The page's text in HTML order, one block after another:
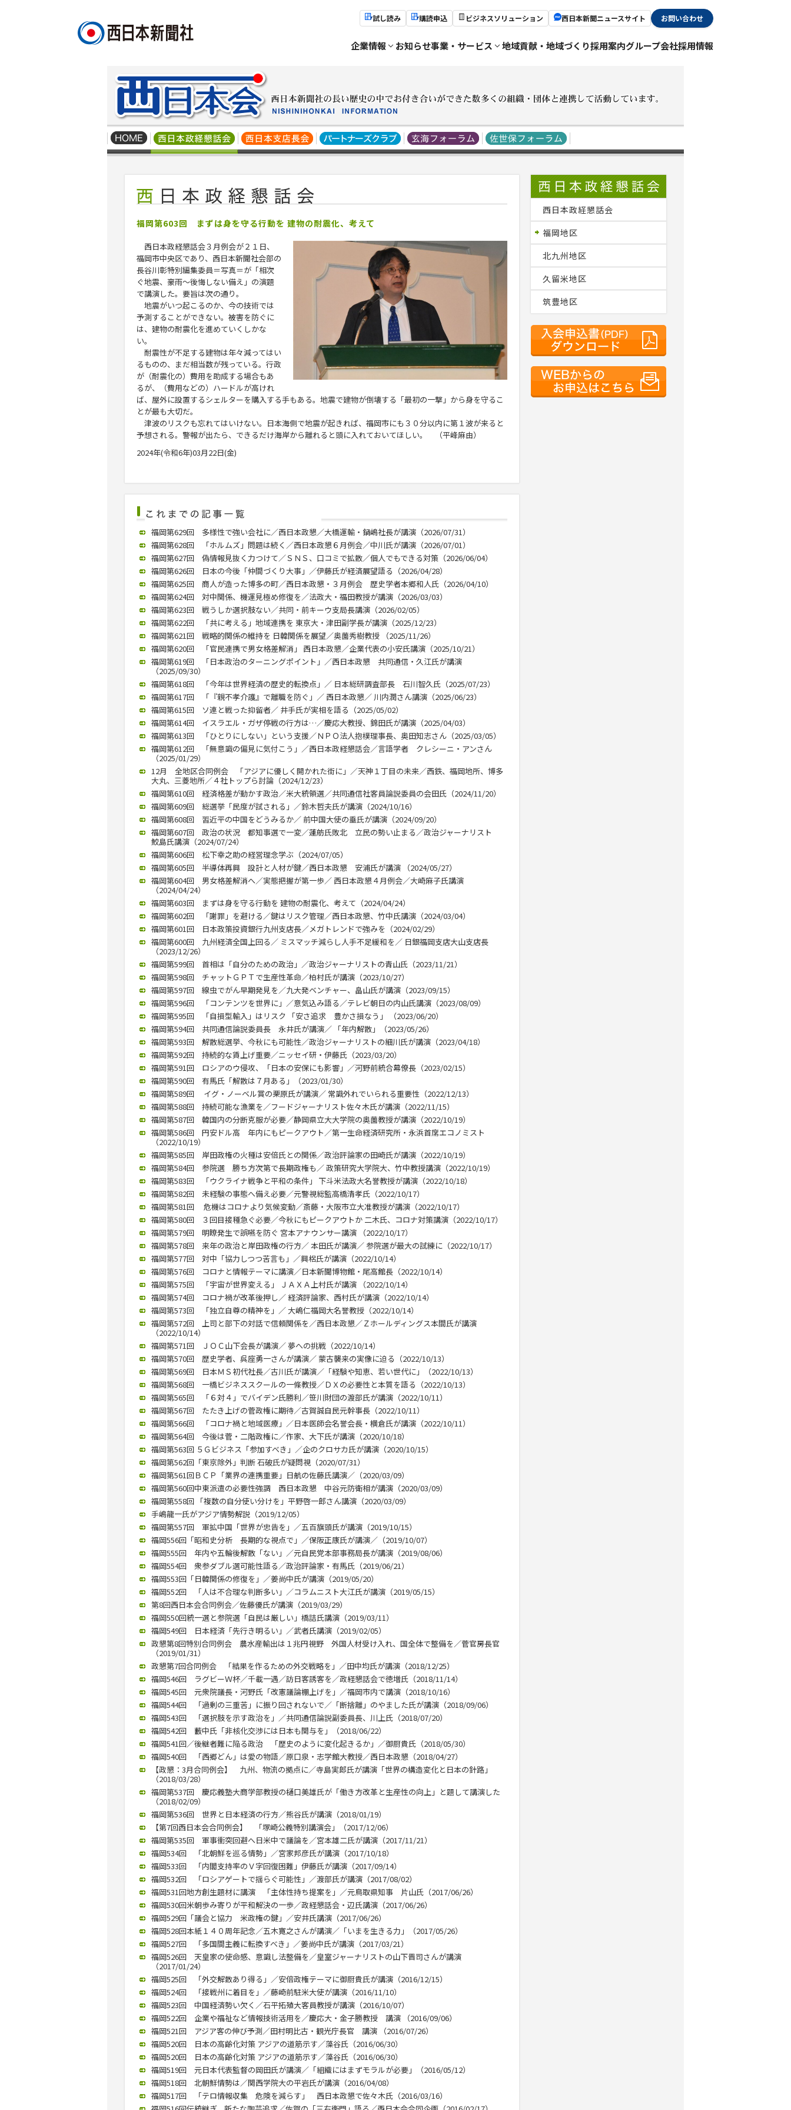
試し読み 購読申込 ビジネスソリューション 西日本新聞ニュースサイト お問い合わせ
企業情報 お知らせ事業・サービス 地域貢献・地域づくり採用案内グループ会社採用情報
福岡第603回 まずは身を守る行動を 建物の耐震化、考えて
西日本政経懇話会３月例会が２１日、
福岡市中央区であり、西日本新聞社会部の
長谷川彰特別編集委員＝写真＝が「相次
ぐ地震、豪雨～後悔しない備え」の演題
で講演した。要旨は次の通り。
地震がいつ起こるのか、今の技術では
予測することができない。被害を防ぐに
は、建物の耐震化を進めていくしかな
い。
耐震性が不足する建物は年々減ってはい
るものの、まだ相当数が残っている。行政
が（耐震化の）費用を助成する場合もあ
るが、（費用などの）ハードルが高けれ
ば、屋外に設置するシェルターを購入する手もある。地震で建物が倒壊する「最初の一撃」から身を守るこ
とが最も大切だ。
津波のリスクも忘れてはいけない。日本海側で地震が起きれば、福岡市にも３０分以内に第１波が来ると
予想される。警報が出たら、できるだけ海岸から離れると頭に入れておいてほしい。 （平峰麻由）
2024年(令和6年)03月22日(金)
福岡第629回 多様性で強い会社に／西日本政懇／大橋運輸・鍋嶋社長が講演（2026/07/31）
福岡第628回 「ホルムズ」問題は続く／西日本政懇６月例会／中川氏が講演（2026/07/01）
福岡第627回 偽情報見抜く力つけて／ＳＮＳ、口コミで拡散／個人でもできる対策（2026/06/04）
福岡第626回 日本の今後「仲間づくり大事」／伊藤氏が経済展望語る（2026/04/28）
福岡第625回 商人が造った博多の町／西日本政懇・３月例会 歴史学者本郷和人氏（2026/04/10）
福岡第624回 対中関係、機運見極め修復を／法政大・福田教授が講演（2026/03/03）
福岡第623回 戦うしか選択肢ない／共同・前キーウ支局長講演（2026/02/05）
福岡第622回 「共に考える」地域連携を 東京大・津田副学長が講演（2025/12/23）
福岡第621回 戦略的関係の維持を 日韓関係を展望／奥薗秀樹教授 （2025/11/26）
福岡第620回 「官民連携で男女格差解消」 西日本政懇／企業代表の小安氏講演（2025/10/21）
福岡第619回 「日本政治のターニングポイント」／西日本政懇 共同通信・久江氏が講演
（2025/09/30）
福岡第618回 「今年は世界経済の歴史的転換点」／ 日本総研調査部長 石川智久氏（2025/07/23）
福岡第617回 「『親不孝介護』で離職を防ぐ」／ 西日本政懇／ 川内潤さん講演（2025/06/23）
福岡第615回 ソ連と戦った抑留者／ 井手氏が実相を語る（2025/05/02）
福岡第614回 イスラエル・ガザ停戦の行方は…／慶応大教授、錦田氏が講演（2025/04/03）
福岡第613回 「ひとりにしない」という支援／ＮＰＯ法人抱樸理事長、奥田知志さん（2025/03/05）
福岡第612回 「無意識の偏見に気付こう」／西日本政経懇話会／言語学者 クレシーニ・アンさん
（2025/01/29）
12月 全地区合同例会 「アジアに優しく開かれた街に」／天神１丁目の未来／西鉄、福岡地所、博多
大丸、三菱地所／４社トップら討論（2024/12/23）
福岡第610回 経済格差が動かす政治／米大統領選／共同通信社客員論説委員の会田氏（2024/11/20）
福岡第609回 総選挙「民度が試される」／鈴木哲夫氏が講演（2024/10/16）
福岡第608回 習近平の中国をどうみるか／ 前中国大使の垂氏が講演（2024/09/20）
福岡第607回 政治の状況 都知事選で一変／蓮舫氏敗北 立民の勢い止まる／政治ジャーナリスト
鮫島氏講演（2024/07/24）
福岡第606回 松下幸之助の経営理念学ぶ（2024/07/05）
福岡第605回 半導体再興 設計と人材が鍵／西日本政懇 安浦氏が講演 （2024/05/27）
福岡第604回 男女格差解消へ／実態把握が第一歩／ 西日本政懇４月例会／大崎麻子氏講演
（2024/04/24）
福岡第603回 まずは身を守る行動を 建物の耐震化、考えて（2024/04/24）
福岡第602回 「謝罪」を避ける／鍵はリスク管理／西日本政懇、竹中氏講演（2024/03/04）
福岡第601回 日本政策投資銀行九州支店長／メガトレンドで強みを（2024/02/29）
福岡第600回 九州経済全国上回る／ ミスマッチ減らし人手不足緩和を／ 日銀福岡支店大山支店長
（2023/12/26）
福岡第599回 首相は「自分のための政治」／政治ジャーナリストの青山氏（2023/11/21）
福岡第598回 チャットＧＰＴで生産性革命／柏村氏が講演（2023/10/27）
福岡第597回 線虫でがん早期発見を／九大発ベンチャー、畠山氏が講演（2023/09/15）
福岡第596回 「コンテンツを世界に」／意気込み語る／テレビ朝日の内山氏講演（2023/08/09）
福岡第595回 「自損型輸入」はリスク 「安さ追求 豊かさ損なう」 （2023/06/20）
福岡第594回 共同通信論説委員長 永井氏が講演／ 「年内解散」（2023/05/26）
福岡第593回 解散総選挙、今秋にも可能性／政治ジャーナリストの細川氏が講演（2023/04/18）
福岡第592回 持続的な賃上げ重要／ニッセイ研・伊藤氏（2023/03/20）
福岡第591回 ロシアのウ侵攻、「日本の安保にも影響」／河野前統合幕僚長（2023/02/15）
福岡第590回 有馬氏「解散は７月ある」（2023/01/30）
福岡第589回 イグ・ノーベル賞の栗原氏が講演／ 常識外れでいられる重要性（2022/12/13）
福岡第588回 持続可能な漁業を／フードジャーナリスト佐々木氏が講演（2022/11/15）
福岡第587回 韓国内の分断克服が必要／静岡県立大大学院の奥薗教授が講演（2022/10/19）
福岡第586回 円安ドル高 年内にもピークアウト／第一生命経済研究所・永浜首席エコノミスト
（2022/10/19）
福岡第585回 岸田政権の火種は安倍氏との関係／政治評論家の田崎氏が講演（2022/10/19）
福岡第584回 参院選 勝ち方次第で長期政権も／ 政策研究大学院大、竹中教授講演（2022/10/19）
福岡第583回 「ウクライナ戦争と平和の条件」 下斗米法政大名誉教授が講演（2022/10/18）
福岡第582回 未経験の事態へ備え必要／元警視総監高橋清孝氏（2022/10/17）
福岡第581回 危機はコロナより気候変動／斎藤・大阪市立大准教授が講演（2022/10/17）
福岡第580回 ３回目接種急ぐ必要／今秋にもピークアウトか 二木氏、コロナ対策講演（2022/10/17）
福岡第579回 明瞭発生で誤嚥を防ぐ 宮本アナウンサー講演 （2022/10/17）
福岡第578回 来年の政治と岸田政権の行方／ 本田氏が講演／ 参院選が最大の試練に（2022/10/17）
福岡第577回 対中「協力しつつ苦言も」／興梠氏が講演（2022/10/14）
福岡第576回 コロナと情報テーマに講演／日本新聞博物館・尾高館長（2022/10/14）
福岡第575回 「宇宙が世界変える」 ＪＡＸＡ上村氏が講演 （2022/10/14）
福岡第574回 コロナ禍が改革後押し／ 経済評論家、西村氏が講演（2022/10/14）
福岡第573回 「独立自尊の精神を」／ 大嶋仁福岡大名誉教授（2022/10/14）
福岡第572回 上司と部下の対話で信頼関係を／西日本政懇／Ｚホールディングス本間氏が講演
（2022/10/14）
福岡第571回 ＪＯＣ山下会長が講演／ 夢への挑戦（2022/10/14）
福岡第570回 歴史学者、呉座勇一さんが講演／ 蒙古襲来の実像に迫る（2022/10/13）
福岡第569回 日本ＭＳ初代社長／古川氏が講演／「経験や知恵、若い世代に」（2022/10/13）
福岡第568回 一橋ビジネススクールの一條教授／ＤＸの必要性と本質を語る（2022/10/13）
福岡第565回 「６対４」でバイデン氏勝利／笹川財団の渡部氏が講演（2022/10/11）
福岡第567回 たたき上げの菅政権に期待／古賀誠自民元幹事長（2022/10/11）
福岡第566回 「コロナ禍と地域医療」／日本医師会名誉会長・横倉氏が講演（2022/10/11）
福岡第564回 今後は菅・二階政権に／作家、大下氏が講演（2020/10/18）
福岡第563回 ５Ｇビジネス「参加すべき」／企のクロサカ氏が講演（2020/10/15）
福岡第562回「東京除外」判断 石破氏が疑問視（2020/07/31）
福岡第561回ＢＣＰ「業界の連携重要」日航の佐藤氏講演／（2020/03/09）
福岡第560回中東派遣の必要性強調 西日本政懇 中谷元防衛相が講演（2020/03/09）
福岡第558回 「複数の自分使い分けを」平野啓一郎さん講演（2020/03/09）
手嶋龍一氏がアジア情勢解説（2019/12/05）
福岡第557回 軍拡中国「世界が忠告を」／五百旗頭氏が講演（2019/10/15）
福岡556回「昭和史分析 長期的な視点で」／保阪正康氏が講演／（2019/10/07）
福岡555回 年内や五輪後解散「ない」／元自民党本部事務局長が講演（2019/08/06）
福岡554回 衆参ダブル選可能性語る／政治評論家・有馬氏（2019/06/21）
福岡553回「日韓関係の修復を」／姜尚中氏が講演（2019/05/20）
福岡552回 「人は不合理な判断多い」／コラムニスト大江氏が講演（2019/05/15）
第8回西日本会合同例会／佐藤優氏が講演（2019/03/29）
福岡550回統一選と参院選「自民は厳しい」橋詰氏講演（2019/03/11）
福岡549回 日本経済「先行き明るい」／武者氏講演（2019/02/05）
政懇第8回特別合同例会 農水産輸出は１兆円視野 外国人材受け入れ、国全体で整備を／菅官房長官
（2019/01/31）
政懇第7回合同例会 「結果を作るための外交戦略を」／田中均氏が講演（2018/12/25）
福岡546回 ラグビーＷ杯／千載一遇／訪日客誘客を／政経懇話会で徳増氏（2018/11/14）
福岡545回 元衆院議長・河野氏「改憲議論棚上げを」／福岡市内で講演（2018/10/16）
福岡544回 「過剰の三重苦」に振り回されないで／「断捨離」のやました氏が講演（2018/09/06）
福岡543回 「選択肢を示す政治を」／共同通信論説副委員長、川上氏（2018/07/20）
福岡542回 藪中氏「非核化交渉には日本も関与を」（2018/06/22）
福岡541回／後継者難に陥る政治 「歴史のように変化起きるか」／御厨貴氏（2018/05/30）
福岡540回 「西郷どん」は愛の物語／原口泉・志学館大教授／西日本政懇（2018/04/27）
【政懇：3月合同例会】 九州、物流の拠点に／寺島実郎氏が講演「世界の構造変化と日本の針路」
（2018/03/28）
福岡第537回 慶応義塾大商学部教授の樋口美雄氏が「働き方改革と生産性の向上」と題して講演した
（2018/02/09）
福岡第536回 世界と日本経済の行方／熊谷氏が講演（2018/01/19）
【第7回西日本会合同例会】 「塚崎公義特別講演会」（2017/12/06）
福岡第535回 軍事衝突回避へ日米中で議論を／宮本雄二氏が講演（2017/11/21）
福岡534回 「北朝鮮を巡る情勢」／宮家邦彦氏が講演（2017/10/18）
福岡533回 「内閣支持率のＶ字回復困難」伊藤氏が講演（2017/09/14）
福岡532回 「ロシアゲートで揺らぐ可能性」／渡部氏が講演（2017/08/02）
福岡531回地方創生題材に講演 「主体性持ち提案を」／元鳥取県知事 片山氏（2017/06/26）
福岡530回米朝歩み寄りが平和解決の一歩／政経懇話会・辺氏講演（2017/06/26）
福岡529回「議会と協力 米政権の鍵」／安井氏講演（2017/06/26）
福岡528回本紙１４０周年記念／五木寛之さんが講演／「いまを生きる力」（2017/05/26）
福岡527回 「多国間主義に転換すべき」／姜尚中氏が講演（2017/03/21）
福岡526回 天皇家の使命感、意識し法整備を／皇室ジャーナリストの山下晋司さんが講演
（2017/01/24）
福岡525回 「外交解散あり得る」／安倍政権テーマに御厨貴氏が講演（2016/12/15）
福岡524回 「接戦州に着目を」／藤崎前駐米大使が講演（2016/11/10）
福岡523回 中国経済勢い欠く／石平拓殖大客員教授が講演（2016/10/07）
福岡522回 企業や福祉など情報技術活用を／慶応大・金子勝教授 講演 （2016/09/06）
福岡521回 アジア客の伸び予測／田村明比古・観光庁長官 講演 （2016/07/26）
福岡520回 日本の高齢化対策 アジアの道筋示す／藻谷氏（2016/06/30）
福岡520回 日本の高齢化対策 アジアの道筋示す／藻谷氏（2016/06/30）
福岡519回 元日本代表監督の岡田氏が講演／「組織にはまずモラルが必要」（2016/05/12）
福岡518回 北朝鮮情勢は／関西学院大の平岩氏が講演（2016/04/08）
福岡517回 「テロ情報収集 危険を減らす」 西日本政懇で佐々木氏（2016/03/16）
西日本政経懇話会
福岡地区
北九州地区
久留米地区
筑豊地区